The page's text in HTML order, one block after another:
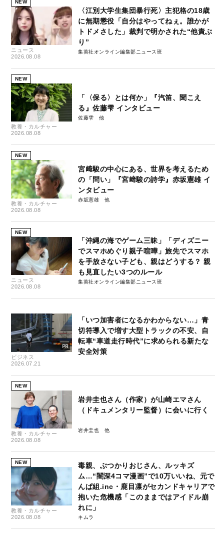
NEW
ニュース
2026.08.08
〈江別大学生集団暴行死〉主犯格の18歳
に無期懲役「自分はやってねぇ。誰かが
トドメさした」裁判で明かされた“他責ぶ
り”
集英社オンライン編集部ニュース班
NEW
教養・カルチャー
2026.08.08
「〈保る〉とは何か」『汽笛、聞こえ
る』佐藤雫 インタビュー
佐藤雫
NEW
教養・カルチャー
2026.08.08
宮﨑駿の中心にある、世界を考えるため
の「問い」『宮﨑駿の詩学』赤坂憲雄 イ
ンタビュー
赤坂憲雄
NEW
ニュース
2026.08.08
「沖縄の海でゲーム三昧」「ディズニー
でスマホめぐり親子喧嘩」旅先でスマホ
を手放さない子ども、親はどうする？ 親
も見直したい3つのルール
集英社オンライン編集部ニュース班
ビジネス
2026.07.21
「いつ加害者になるかわからない…」青
切符導入で増す大型トラックの不安、自
転車“車道走行時代”に求められる新たな
安全対策
NEW
教養・カルチャー
2026.08.08
岩井圭也さん（作家）が山崎エマさん
（ドキュメンタリー監督）に会いに行く
岩井圭也
NEW
教養・カルチャー
2026.08.08
毒親、ぶつかりおじさん、ルッキズ
ム…“闇深4コマ漫画”で10万いいね、元で
んぱ組.inc・鹿目凛がセカンドキャリアで
抱いた危機感「このままではアイドル崩
れに」
キムラ